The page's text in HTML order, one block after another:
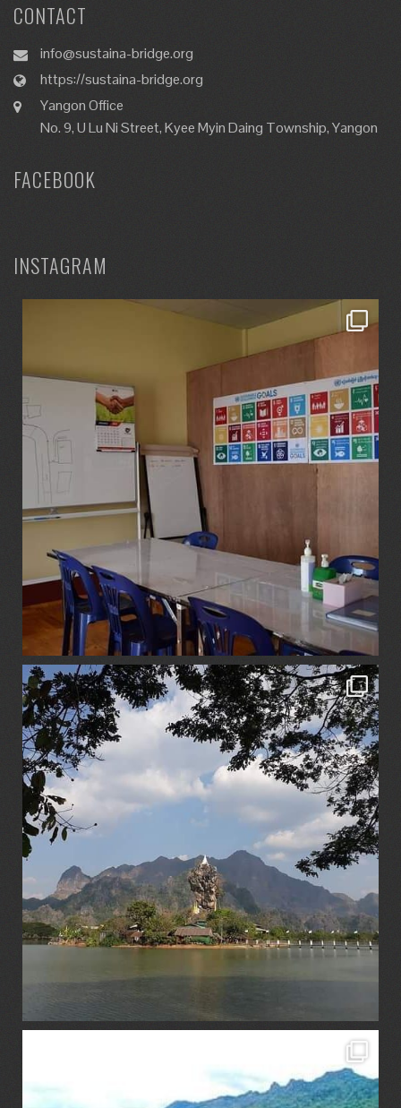
CONTACT
info@sustaina-bridge.org
https://sustaina-bridge.org
Yangon Office
No. 9, U Lu Ni Street, Kyee Myin Daing Township, Yangon
FACEBOOK
INSTAGRAM